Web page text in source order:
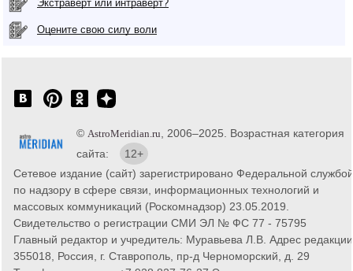
Экстраверт или интраверт?
Оцените свою силу воли
© AstroMeridian.ru , 2006–2025. Возрастная категория
сайта:
12+
Сетевое издание (сайт) зарегистрировано Федеральной службой
по надзору в сфере связи, информационных технологий и
массовых коммуникаций (Роскомнадзор) 23.05.2019.
Свидетельство о регистрации СМИ ЭЛ № ФС 77 - 75795
Главный редактор и учредитель: Муравьева Л.В. Адрес
355018, Россия, г. Ставрополь, пр-д Черноморский, д. 29